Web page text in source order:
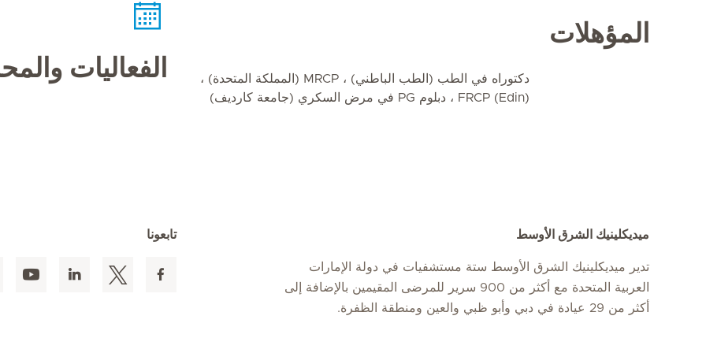
المؤهلات
دكتوراه في الطب (الطب الباطني) ، MRCP (المملكة المتحدة) ،
FRCP (Edin) ، دبلوم PG في مرض السكري (جامعة كارديف)
الفعاليات
ميديكلينيك الشرق الأوسط
تدير ميديكلينيك الشرق الأوسط ستة مستشفيات في دولة الإمارات
العربية المتحدة مع أكثر من 900 سرير للمرضى المقيمين بالإضافة إلى
أكثر من 29 عيادة في دبي وأبو ظبي والعين ومنطقة الظفرة.
تابعونا